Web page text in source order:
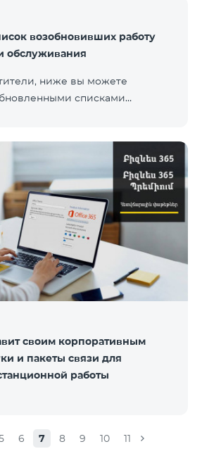
период — 15 дней
тарифный
вновь на 16-ый день
порядке и на
наложен штраф.
возобновивших работу
обслуживания
ниже вы можете
списками
безопасности здоровья
и клиентов.
своим корпоративным
и пакеты связи для
работы
6 7 8 9 10 11